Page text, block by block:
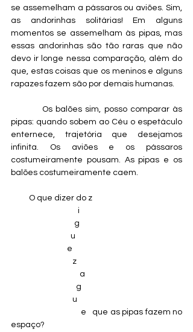
se assemelham a pássaros ou aviões. Sim,
as andorinhas solitárias! Em alguns
momentos se assemelham às pipas, mas
essas andorinhas são tão raras que não
devo ir longe nessa comparação, além do
que, estas coisas que os meninos e alguns
rapazes fazem são por demais humanas.
Os balões sim, posso comparar às
pipas: quando sobem ao Céu o espetáculo
enternece, trajetória que desejamos
infinita. Os aviões e os pássaros
costumeiramente pousam. As pipas e os
balões costumeiramente caem.
O que dizer do z
i
g
u
e
z
a
g
u
e   que as pipas fazem no
espaço?